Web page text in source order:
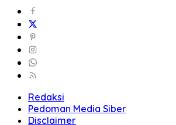
Redaksi
Pedoman Media Siber
Disclaimer